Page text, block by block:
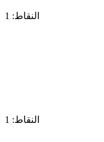
النقاط: 1
النقاط: 1